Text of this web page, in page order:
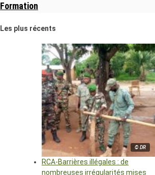
Formation
Les plus récents
© DR
RCA-Barrières illégales : de
nombreuses irrégularités mises